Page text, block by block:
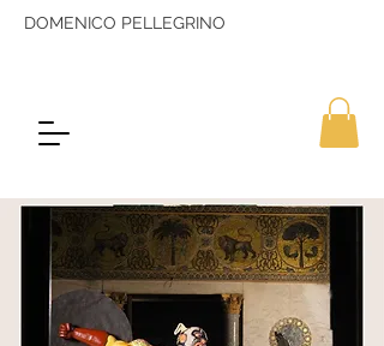
DOMENICO PELLEGRINO